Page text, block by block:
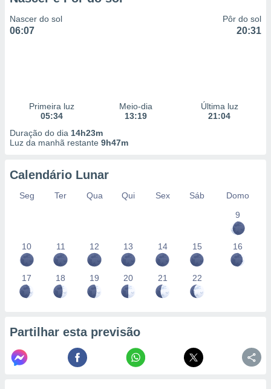
de
ou
de
1199
Nascer do sol
06:07
Pôr do sol
20:31
Primeira luz
05:34
Meio-dia
13:19
Última luz
21:04
Duração do dia 14h23m
Luz da manhã restante 9h47m
Calendário Lunar
Seg Ter Qua Qui Sex Sáb
Domo
9
10 11 12 13 14 15 16
17 18 19 20 21 22
Partilhar esta previsão